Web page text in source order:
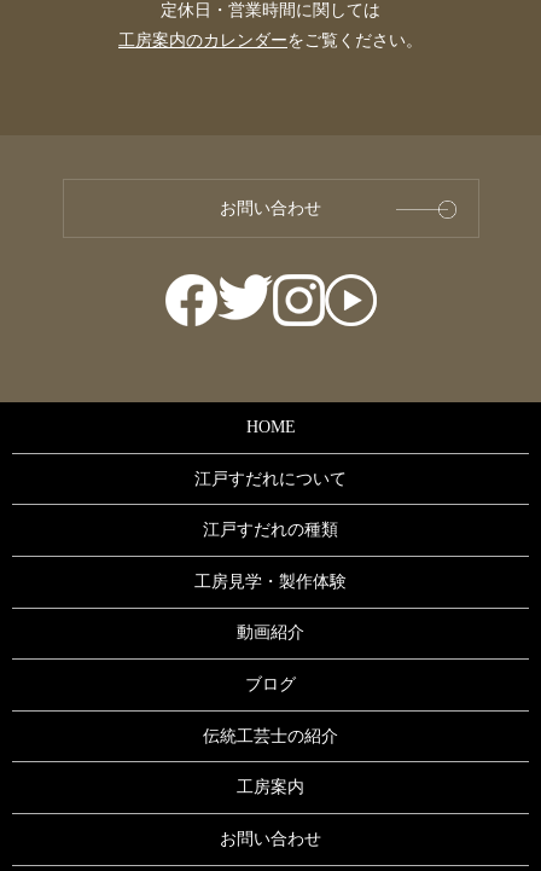
定休日・営業時間に関しては
工房案内のカレンダーをご覧ください。
お問い合わせ
HOME
江戸すだれについて
江戸すだれの種類
工房見学・製作体験
動画紹介
ブログ
伝統工芸士の紹介
工房案内
お問い合わせ